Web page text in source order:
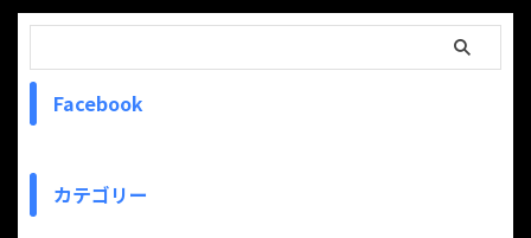
Facebook
カテゴリー